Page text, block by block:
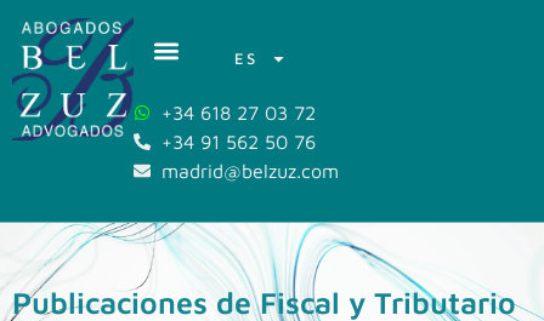
ES
+34 618 27 03 72
+34 91 562 50 76
madrid@belzuz.com
Publicaciones de Fiscal y Tributario​